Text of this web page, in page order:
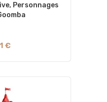
Personnages
€